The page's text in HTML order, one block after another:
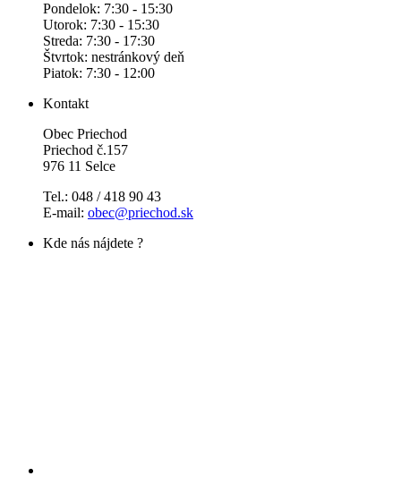
Pondelok: 7:30 - 15:30
Utorok: 7:30 - 15:30
Streda: 7:30 - 17:30
Štvrtok: nestránkový deň
Piatok: 7:30 - 12:00
Kontakt
Obec Priechod
Priechod č.157
976 11 Selce
Tel.: 048 / 418 90 43
E-mail: obec@priechod.sk
Kde nás nájdete ?